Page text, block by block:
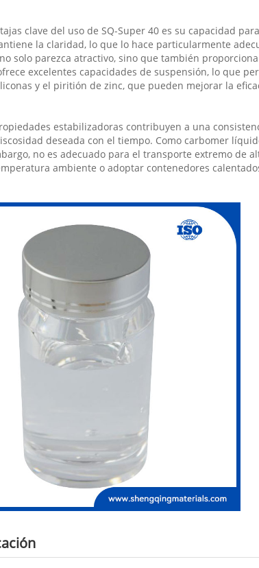
clave del uso de SQ-Super 40 es su capacidad
la claridad, lo que lo hace particularmente
solo parezca atractivo, sino que también
excelentes capacidades de suspensión, lo que
y el piritión de zinc, que pueden mejorar la
estabilizadoras contribuyen a una
deseada con el tiempo. Como carbomer
no es adecuado para el transporte extremo de
ambiente o adoptar contenedores